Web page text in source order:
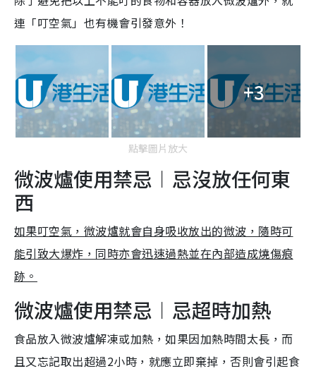
連「叮空氣」也有機會引發意外！
+3
點擊圖片放大
微波爐使用禁忌︱忌沒放任何東
西
如果叮空氣，微波爐就會自身吸收放出的微波，隨時可
能引致大爆炸，同時亦會迅速過熱並在內部造成燒傷痕
跡。
微波爐使用禁忌︱忌超時加熱
食品放入微波爐解凍或加熱，如果因加熱時間太長，而
且又忘記取出超過2小時，就應立即棄掉，否則會引起食